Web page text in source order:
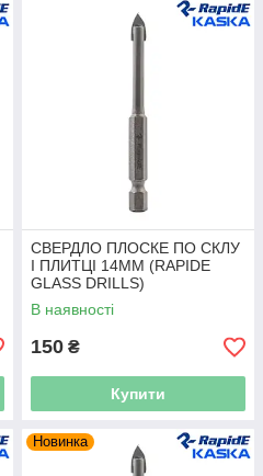
СВЕРДЛО ПЛОСКЕ ПО СКЛУ
І ПЛИТЦІ 14ММ (RAPIDE
GLASS DRILLS)
В наявності
150 ₴
Купити
Новинка